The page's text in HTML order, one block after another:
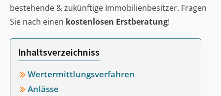
bestehende & zukünftige Immobilienbesitzer. Fragen
Sie nach einen kostenlosen Erstberatung!
Inhaltsverzeichniss
Wertermittlungsverfahren
Anlässe